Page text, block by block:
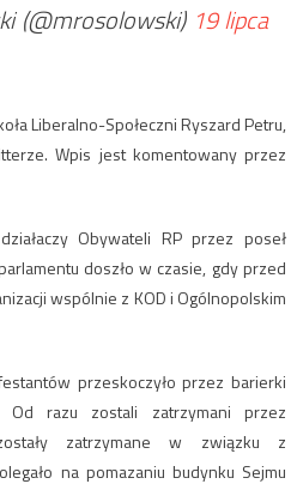
(@mrosolowski) 19 lipca
Liberalno-Społeczni Ryszard Petru,
Wpis jest komentowany przez
Obywateli RP przez poseł
doszło w czasie, gdy przed
wspólnie z KOD i Ogólnopolskim
przeskoczyło przez barierki
Od razu zostali zatrzymani przez
zatrzymane w związku z
na pomazaniu budynku Sejmu